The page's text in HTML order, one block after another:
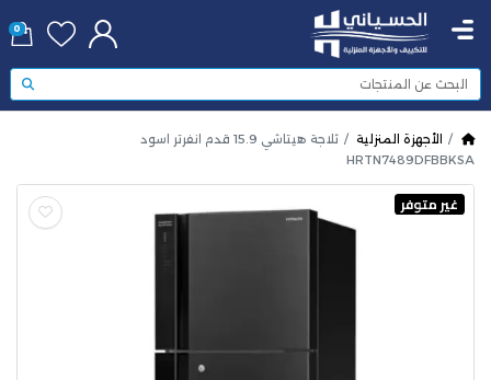
0
الأجهزة المنزلية
ثلاجة هيتاشي 15.9 قدم انفرتر اسود
HRTN7489DFBBKSA
غير متوفر